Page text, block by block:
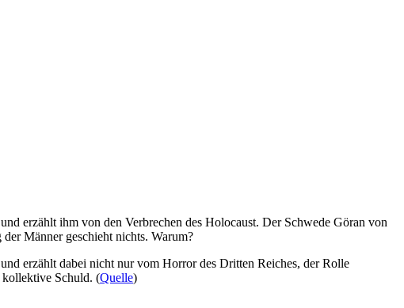
erzählt ihm von den Verbrechen des Holocaust. Der Schwede Göran von
Männer geschieht nichts. Warum?
erzählt dabei nicht nur vom Horror des Dritten Reiches, der Rolle
kollektive Schuld. (Quelle)